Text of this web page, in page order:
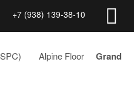
+7 (938) 139-38-10
Alpine Floor
Grand